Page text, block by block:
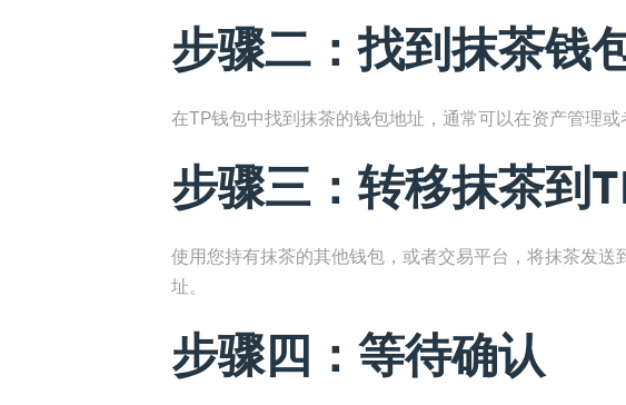
步骤二：找到抹茶钱
在TP钱包中找到抹茶的钱包地址，通常可以在资产管理或
步骤三：转移抹茶到
使用您持有抹茶的其他钱包，或者交易平台，将抹茶发送
址。
步骤四：等待确认